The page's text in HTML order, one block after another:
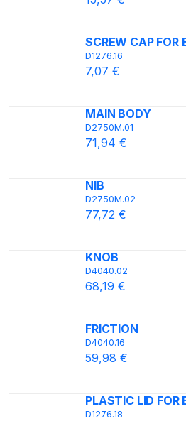
SCREW CAP FOR
D1276.16
7,07 €
MAIN BODY
D2750M.01
71,94 €
NIB
D2750M.02
77,72 €
KNOB
D4040.02
68,19 €
FRICTION
D4040.16
59,98 €
PLASTIC LID FOR
D1276.18